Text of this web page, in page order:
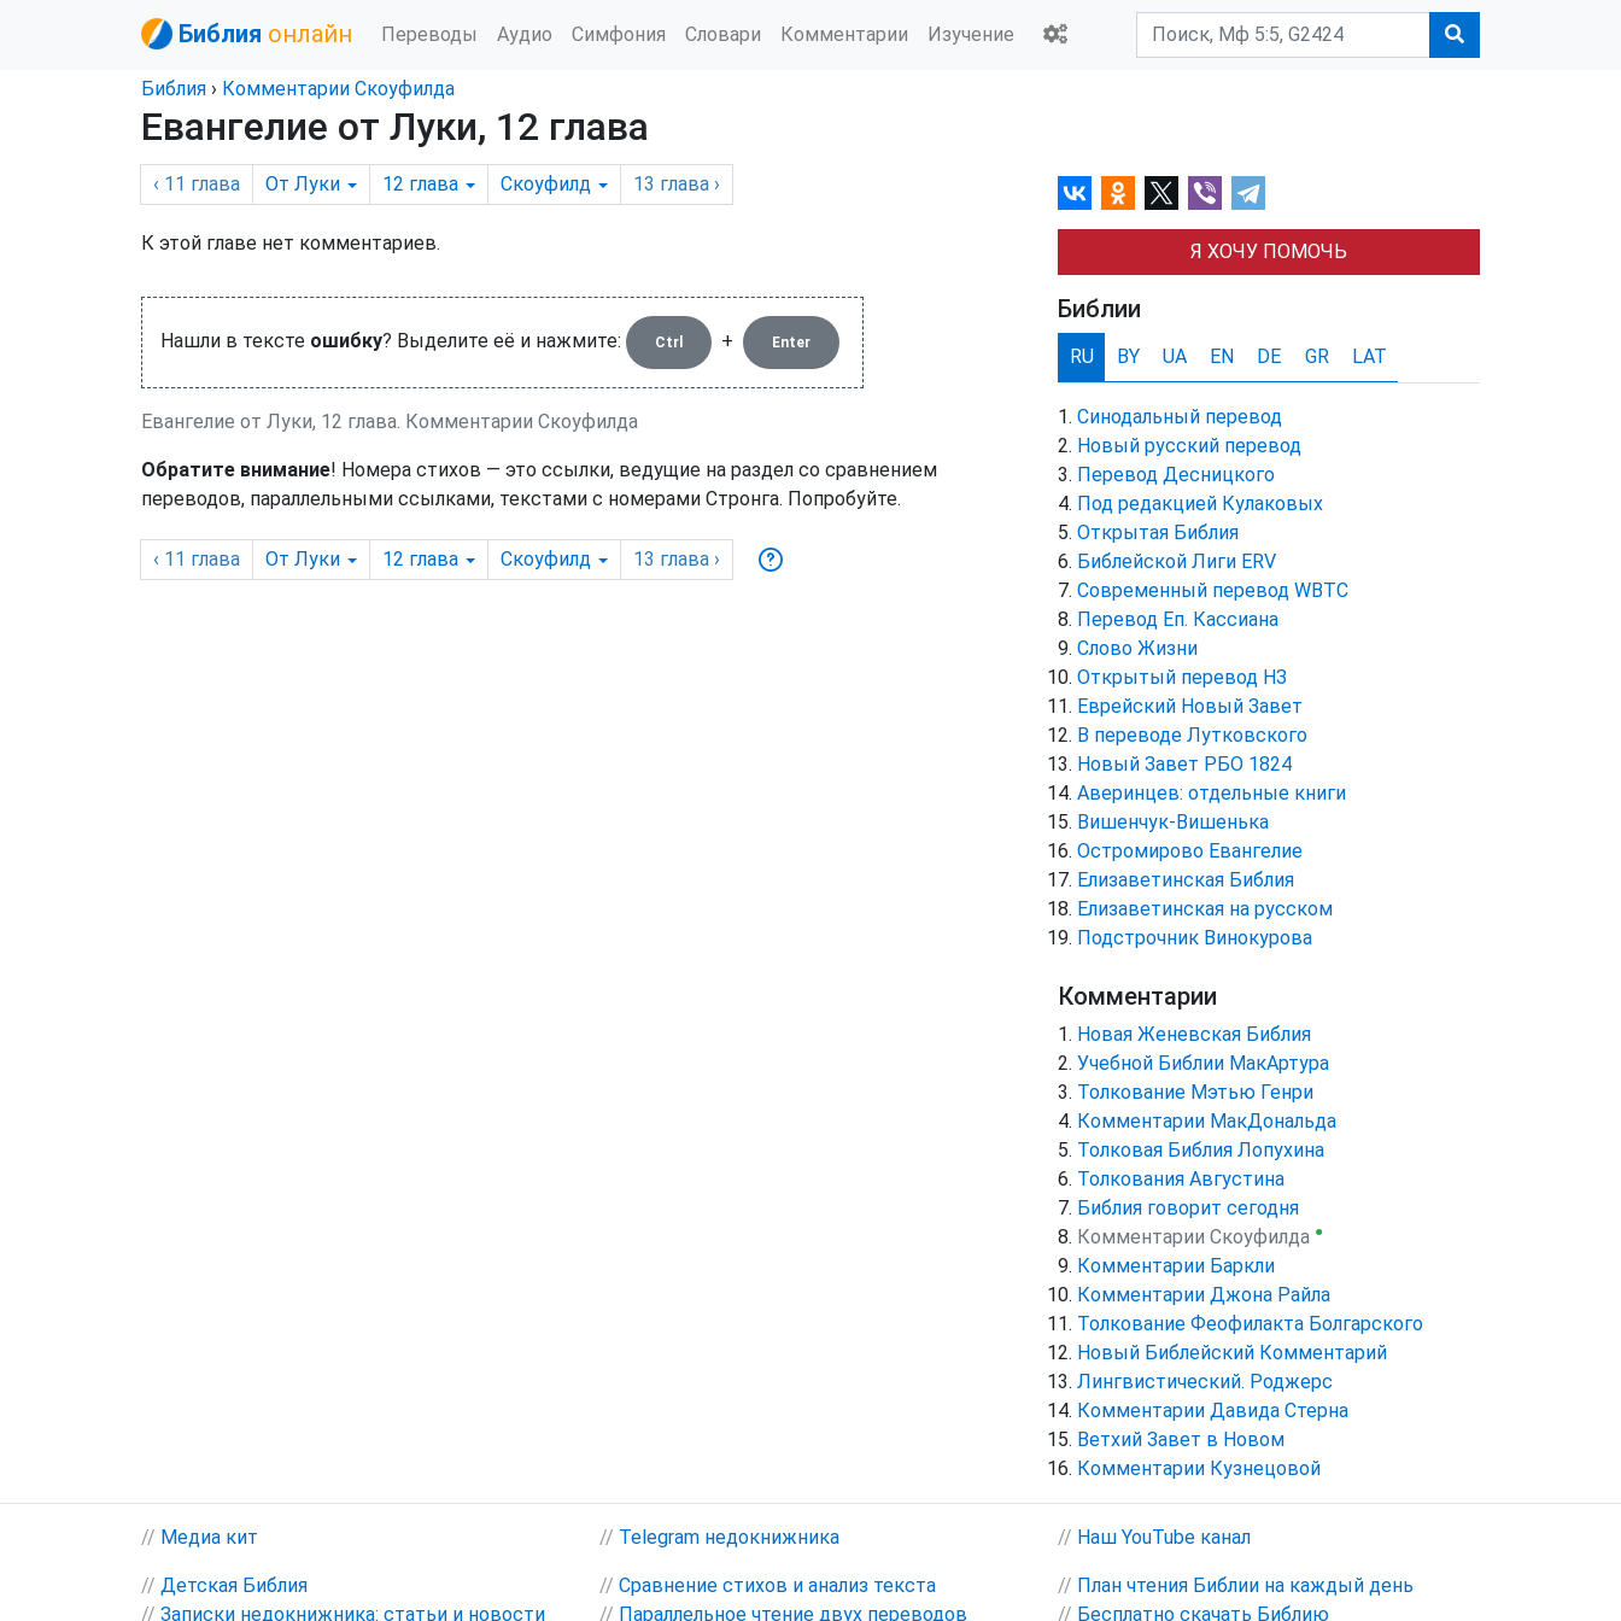
Библия онлайн Переводы Аудио Симфония Словари Комментарии Изучение
Библия › Комментарии Скоуфилда
Евангелие от Луки, 12 глава
‹ 11 глава От Луки 12 глава Скоуфилд 13 глава ›
К этой главе нет комментариев.
Нашли в тексте ошибку? Выделите её и нажмите: Ctrl + Enter
Евангелие от Луки, 12 глава. Комментарии Скоуфилда
Обратите внимание! Номера стихов — это ссылки, ведущие на раздел со сравнением
переводов, параллельными ссылками, текстами с номерами Стронга. Попробуйте.
‹ 11 глава От Луки 12 глава Скоуфилд 13 глава ›
Я ХОЧУ ПОМОЧЬ
Библии
RU BY UA EN DE GR LAT
Синодальный перевод
Новый русский перевод
Перевод Десницкого
Под редакцией Кулаковых
Открытая Библия
Библейской Лиги ERV
Cовременный перевод WBTC
Перевод Еп. Кассиана
Слово Жизни
Открытый перевод НЗ
Еврейский Новый Завет
В переводе Лутковского
Новый Завет РБО 1824
Аверинцев: отдельные книги
Вишенчук-Вишенька
Остромирово Евангелие
Елизаветинская Библия
Елизаветинская на русском
Подстрочник Винокурова
Комментарии
Новая Женевская Библия
Учебной Библии МакАртура
Толкование Мэтью Генри
Комментарии МакДональда
Толковая Библия Лопухина
Толкования Августина
Библия говорит сегодня
Комментарии Скоуфилда ●
Комментарии Баркли
Комментарии Джона Райла
Толкование Феофилакта Болгарского
Новый Библейский Комментарий
Лингвистический. Роджерс
Комментарии Давида Стерна
Ветхий Завет в Новом
Комментарии Кузнецовой
// Медиа кит // Telegram недокнижника // Наш YouTube канал
// Детская Библия
// Записки недокнижника: статьи и новости
// Сравнение стихов и анализ текста
// Параллельное чтение двух переводов
// План чтения Библии на каждый день
// Бесплатно скачать Библию